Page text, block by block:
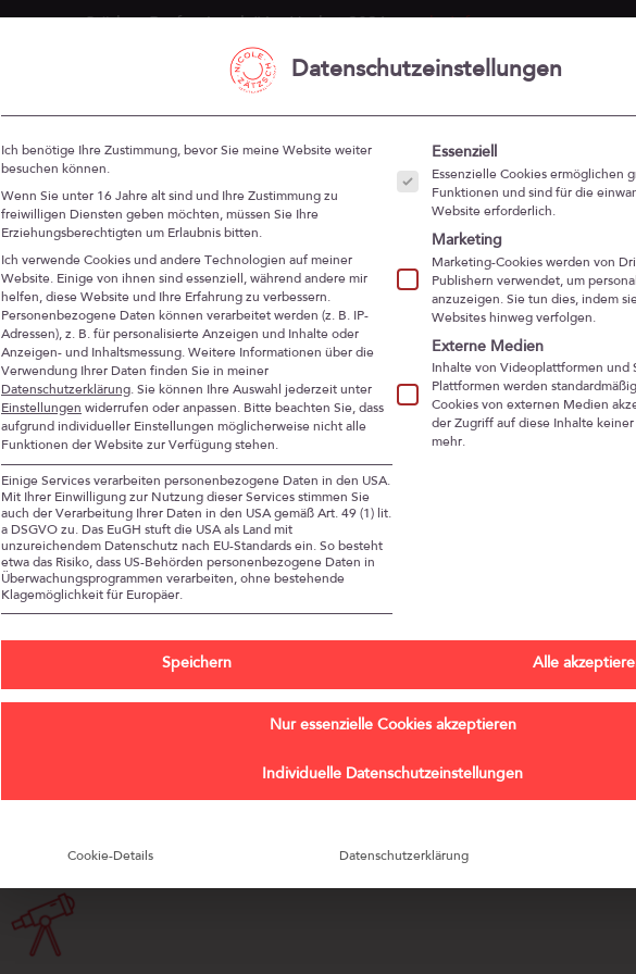
ÜBER MICH
Und Ihre Position … haben
anders vorgestellt?
Datenschutzeinstellungen
Ich benötige Ihre Zustimmung, bevor Sie meine Website weiter
besuchen können.
Wenn Sie unter 16 Jahre alt sind und Ihre Zustimmung zu
freiwilligen Diensten geben möchten, müssen Sie Ihre
Erziehungsberechtigten um Erlaubnis bitten.
Ich verwende Cookies und andere Technologien auf meiner
Website. Einige von ihnen sind essenziell, während andere mir
helfen, diese Website und Ihre Erfahrung zu verbessern.
Personenbezogene Daten können verarbeitet werden (z. B. IP-
Adressen), z. B. für personalisierte Anzeigen und Inhalte oder
Anzeigen- und Inhaltsmessung. Weitere Informationen über die
Verwendung Ihrer Daten finden Sie in meiner
Datenschutzerklärung. Sie können Ihre Auswahl jederzeit unter
Einstellungen widerrufen oder anpassen. Bitte beachten Sie, dass
aufgrund individueller Einstellungen möglicherweise nicht alle
Funktionen der Website zur Verfügung stehen.
Einige Services verarbeiten personenbezogene Daten in den USA.
Mit Ihrer Einwilligung zur Nutzung dieser Services stimmen Sie
auch der Verarbeitung Ihrer Daten in den USA gemäß Art. 49 (1) lit.
a DSGVO zu. Das EuGH stuft die USA als Land mit
unzureichendem Datenschutz nach EU-Standards ein. So besteht
etwa das Risiko, dass US-Behörden personenbezogene Daten in
Überwachungsprogrammen verarbeiten, ohne bestehende
Klagemöglichkeit für Europäer.
Es folgt eine Liste der
Essenziell
Essenzielle Cookies ermöglichen
Funktionen und sind für die
Website erforderlich.
Marketing
Marketing-Cookies werden von
Publishern verwendet, um
anzuzeigen. Sie tun dies, indem
Websites hinweg verfolgen.
Externe Medien
Inhalte von Videoplattformen und
Plattformen werden
Cookies von externen Medien
der Zugriff auf diese Inhalte
mehr.
Speichern Alle
Nur essenzielle Cookies akzeptieren
Individuelle Datenschutzeinstellungen
Cookie-Details Datenschutzerklärung